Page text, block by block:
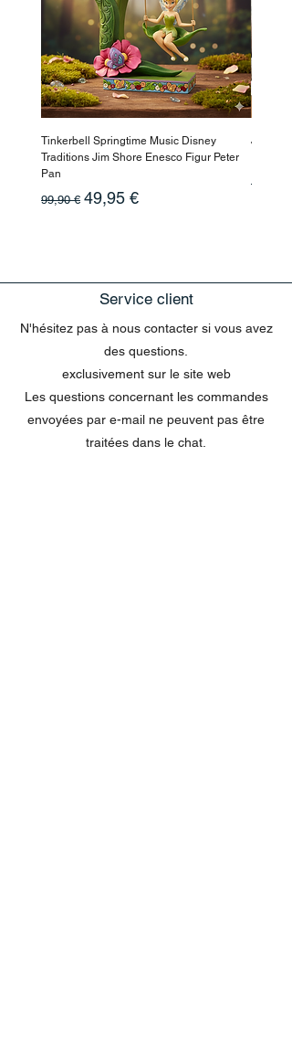
Tinkerbell Springtime Music Disney
Traditions Jim Shore Enesco Figur Peter
Pan
Prix original
99,90 € Prix promotionnel
49,95 €
Jasmin
Prix
199,90 €
Service client
N'hésitez pas à nous contacter si vous avez
des questions.
exclusivement sur le site web
Les questions concernant les commandes
envoyées par e-mail ne peuvent pas être
traitées dans le chat.